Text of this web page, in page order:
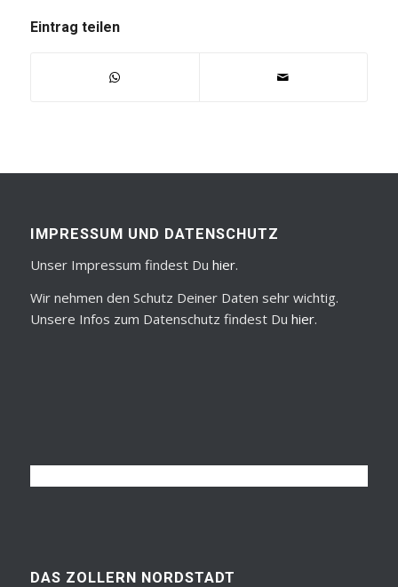
Eintrag teilen
IMPRESSUM UND DATENSCHUTZ
Unser Impressum findest Du hier.
Wir nehmen den Schutz Deiner Daten sehr wichtig.
Unsere Infos zum Datenschutz findest Du hier.
DAS ZOLLERN NORDSTADT